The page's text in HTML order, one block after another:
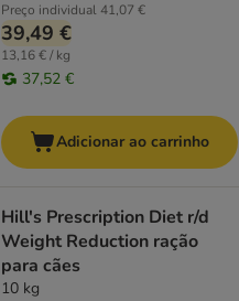
Preço individual41,07 €
39,49 €
13,16 € / kg
37,52 €
Adicionar ao carrinho
Hill's Prescription Diet r/d
Weight Reduction ração
para cães
10 kg